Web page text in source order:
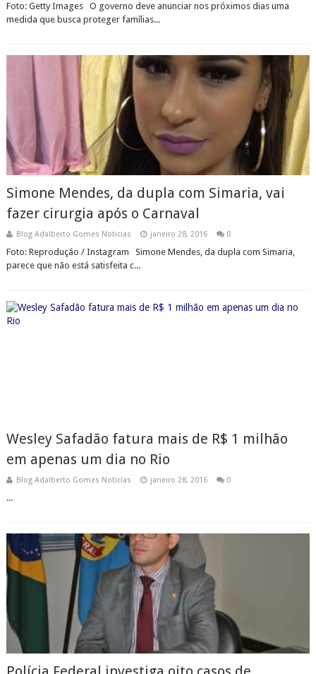
Foto: Getty Images O governo deve anunciar nos próximos dias uma
medida que busca proteger famílias...
Simone Mendes, da dupla com Simaria, vai
fazer cirurgia após o Carnaval
Blog Adalberto Gomes Noticias janeiro 28, 2016 0
Foto: Reprodução / Instagram Simone Mendes, da dupla com Simaria,
parece que não está satisfeita c...
Wesley Safadão fatura mais de R$ 1 milhão
em apenas um dia no Rio
Blog Adalberto Gomes Noticias janeiro 28, 2016 0
...